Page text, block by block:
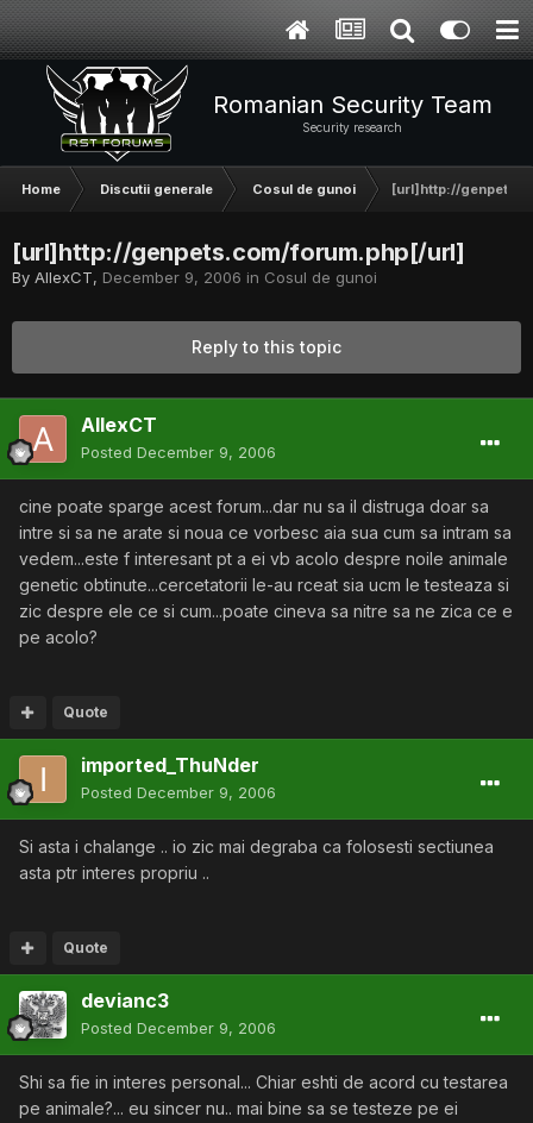
Romanian Security Team
Security research
Home Discutii generale Cosul de gunoi [url]http://
[url]http://genpets.com/forum.php[/url]
By AllexCT, December 9, 2006 in Cosul de gunoi
Reply to this topic
AllexCT
Posted December 9, 2006
cine poate sparge acest forum...dar nu sa il distruga doar sa
intre si sa ne arate si noua ce vorbesc aia sua cum sa intram sa
vedem...este f interesant pt a ei vb acolo despre noile animale
genetic obtinute...cercetatorii le-au rceat sia ucm le testeaza si
zic despre ele ce si cum...poate cineva sa nitre sa ne zica ce e
pe acolo?
Quote
imported_ThuNder
Posted December 9, 2006
Si asta i chalange .. io zic mai degraba ca folosesti sectiunea
asta ptr interes propriu ..
Quote
devianc3
Posted December 9, 2006
Shi sa fie in interes personal... Chiar eshti de acord cu testarea
pe animale?... eu sincer nu.. mai bine sa se testeze pe ei